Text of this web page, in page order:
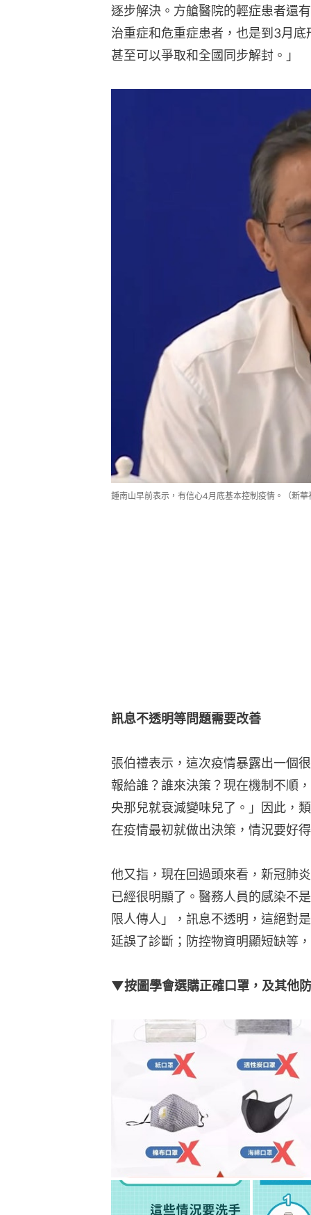
逐步解決。方艙醫院的輕症患者還
治重症和危重症患者，也是到3月
甚至可以爭取和全國同步解封。」
鍾南山早前表示，有信心4月底基本控制疫情。（新華
訊息不透明等問題需要改善
張伯禮表示，這次疫情暴露出一個
報給誰？誰來決策？現在機制不順
央那兒就衰減變味兒了。」因此，
在疫情最初就做出決策，情況要好
他又指，現在回過頭來看，新冠肺
已經很明顯了。醫務人員的感染不
限人傳人」，訊息不透明，這絕對
延誤了診斷；防控物資明顯短缺等
▼按圖學會選購正確口罩，及其他